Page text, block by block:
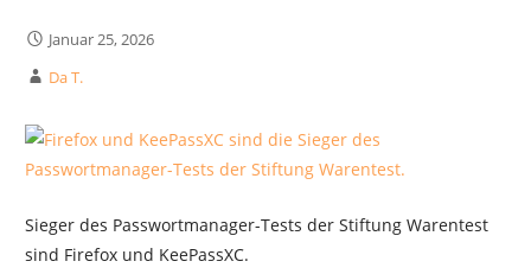
Januar 25, 2026
Da T.
Sieger des Passwortmanager-Tests der Stiftung Warentest
sind Firefox und KeePassXC.